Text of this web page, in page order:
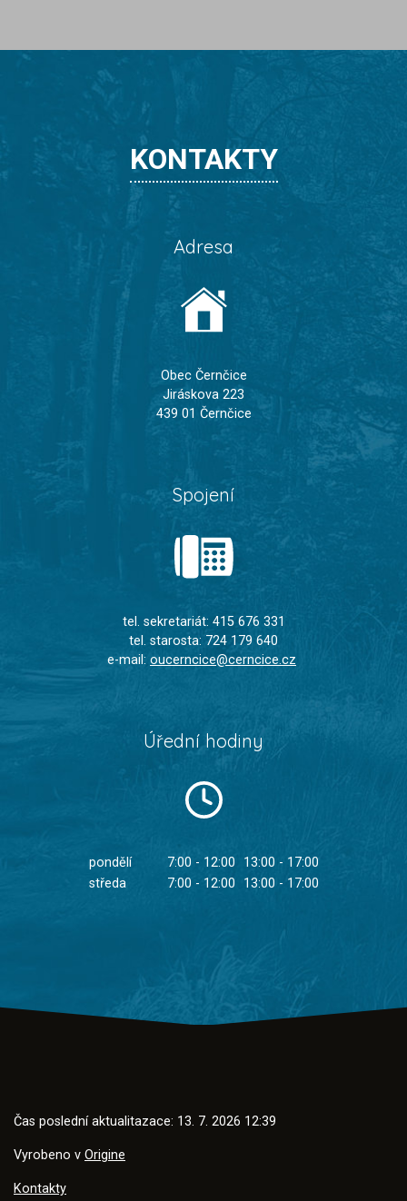
KONTAKTY
Adresa
Obec Černčice
Jiráskova 223
439 01 Černčice
Spojení
tel. sekretariát: 415 676 331
tel. starosta: 724 179 640
e-mail: oucerncice@cerncice.cz
Úřední hodiny
pondělí 7:00 - 12:00
13:00 - 17:00
středa
7:00 - 12:00 13:00 - 17:00
Čas poslední aktualitazace: 13. 7. 2026 12:39
Vyrobeno v Origine
Kontakty